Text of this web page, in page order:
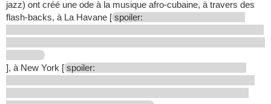
jazz) ont créé une ode à la musique afro-cubaine, à travers des
flash-backs, à La Havane [ spoiler:
], à New York [ spoiler: